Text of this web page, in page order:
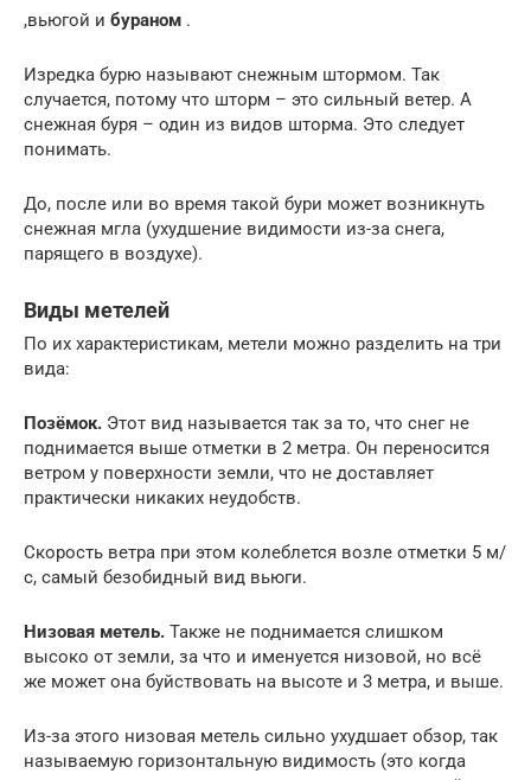
,вьюгой и бураном .
Изредка бурю называют снежным штормом. Так
случается, потому что шторм – это сильный ветер. А
снежная буря – один из видов шторма. Это следует
понимать.
До, после или во время такой бури может возникнуть
снежная мгла (ухудшение видимости из-за снега,
парящего в воздухе).
Виды метелей
По их характеристикам, метели можно разделить на три
вида:
Позёмок. Этот вид называется так за то, что снег не
поднимается выше отметки в 2 метра. Он переносится
ветром у поверхности земли, что не доставляет
практически никаких неудобств.
Скорость ветра при этом колеблется возле отметки 5 м/
с, самый безобидный вид вьюги.
Низовая метель. Также не поднимается слишком
высоко от земли, за что и именуется низовой, но всё
же может она буйствовать на высоте и 3 метра, и выше.
Из-за этого низовая метель сильно ухудшает обзор, так
называемую горизонтальную видимость (это когда